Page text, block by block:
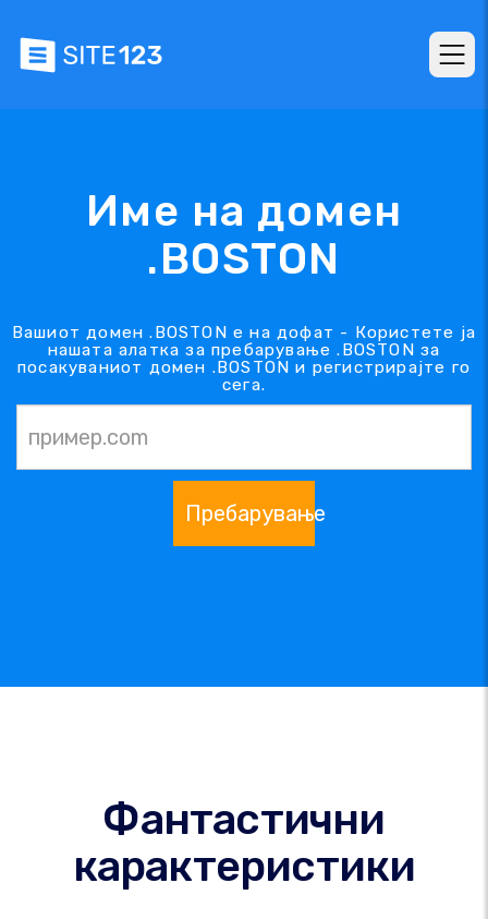
Име на домен
.BOSTON
Вашиот домен .BOSTON е на дофат - Користете ја
нашата алатка за пребарување .BOSTON за
посакуваниот домен .BOSTON и регистрирајте го
сега.
Пребарување
Фантастични
карактеристики